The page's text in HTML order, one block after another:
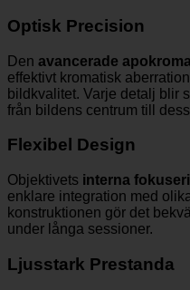
Optisk Precision
Den avancerade
effektivt kromatisk
bildkvalitet. Varje detalj blir
från bildens centrum till
Flexibel Design
Objektivets interna
enklare integration med
konstruktionen gör det
under långa sessioner.
Ljusstark Prestanda